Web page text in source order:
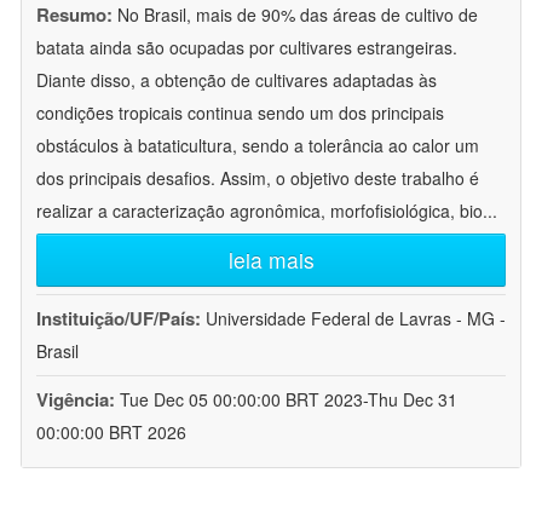
Resumo: No Brasil, mais de 90% das áreas de cultivo de
batata ainda são ocupadas por cultivares estrangeiras.
Diante disso, a obtenção de cultivares adaptadas às
condições tropicais continua sendo um dos principais
obstáculos à bataticultura, sendo a tolerância ao calor um
dos principais desafios. Assim, o objetivo deste trabalho é
realizar a caracterização agronômica, morfofisiológica, bio...
leia mais
Instituição/UF/País: Universidade Federal de Lavras - MG -
Brasil
Vigência: Tue Dec 05 00:00:00 BRT 2023-Thu Dec 31
00:00:00 BRT 2026